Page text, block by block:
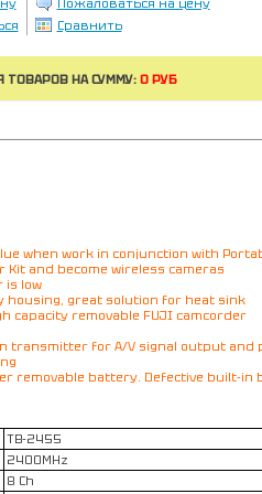
Пожаловаться на цену
Сравнить
ТОВАРОВ НА СУММУ: 0 РУБ
when work in conjunction with
Kit and become wireless cameras
is low
housing, great solution for heat sink
capacity removable FUJI camcorder
transmitter for A/V signal output and
removable battery. Defective built-in
TB-2455
2400MHz
8 Ch